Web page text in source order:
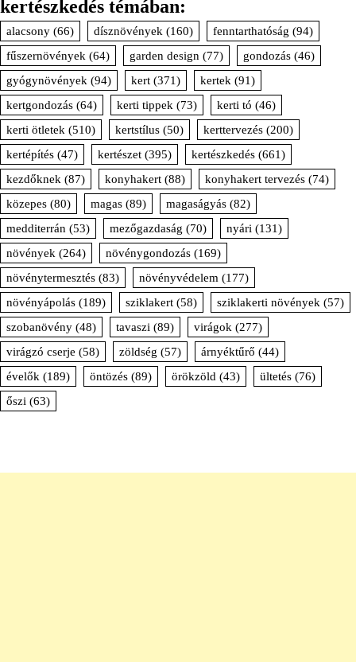
kertészkedés témában:
alacsony (66) dísznövények (160) fenntarthatóság (94)
fűszernövények (64) garden design (77) gondozás (46)
gyógynövények (94) kert (371) kertek (91)
kertgondozás (64) kerti tippek (73) kerti tó (46)
kerti ötletek (510) kertstílus (50) kerttervezés (200)
kertépítés (47) kertészet (395) kertészkedés (661)
kezdőknek (87) konyhakert (88) konyhakert tervezés (74)
közepes (80) magas (89) magaságyás (82)
medditerrán (53) mezőgazdaság (70) nyári (131)
növények (264) növénygondozás (169)
növénytermesztés (83) növényvédelem (177)
növényápolás (189) sziklakert (58) sziklakerti növények (57)
szobanövény (48) tavaszi (89) virágok (277)
virágzó cserje (58) zöldség (57) árnyéktűrő (44)
évelők (189) öntözés (89) örökzöld (43) ültetés (76)
őszi (63)